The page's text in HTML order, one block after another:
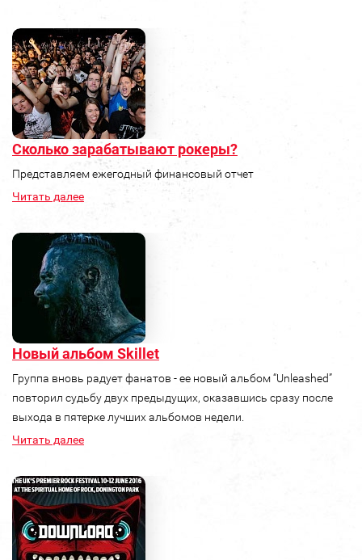
Сколько зарабатывают рокеры?
Представляем ежегодный финансовый отчет
Читать далее
Новый альбом Skillet
Группа вновь радует фанатов - ее новый альбом “Unleashed”
повторил судьбу двух предыдущих, оказавшись сразу после
выхода в пятерке лучших альбомов недели.
Читать далее